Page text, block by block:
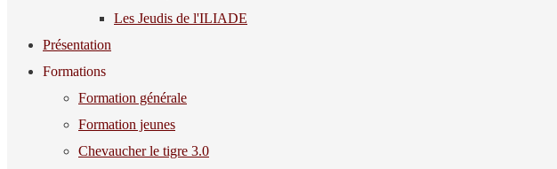
Les Jeudis de l'ILIADE
Présentation
Formations
Formation générale
Formation jeunes
Chevaucher le tigre 3.0